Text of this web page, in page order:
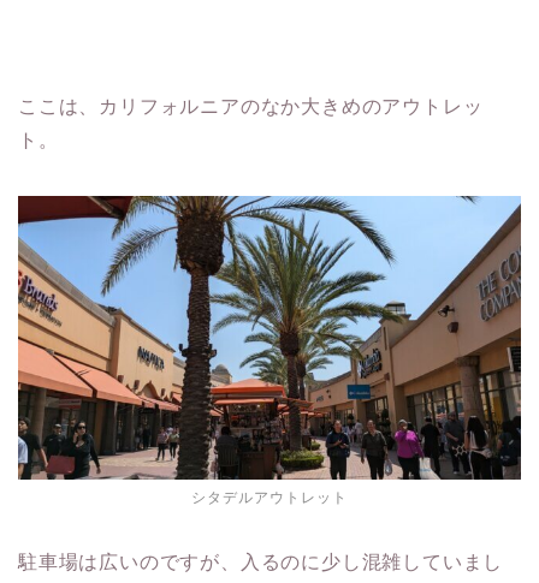
ここは、カリフォルニアのなか大きめのアウトレッ
ト。
シタデルアウトレット
駐車場は広いのですが、入るのに少し混雑していまし